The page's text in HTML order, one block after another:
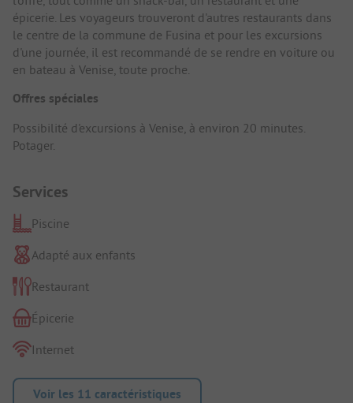
épicerie. Les voyageurs trouveront d'autres restaurants dans
le centre de la commune de Fusina et pour les excursions
d'une journée, il est recommandé de se rendre en voiture ou
en bateau à Venise, toute proche.
Offres spéciales
Possibilité d'excursions à Venise, à environ 20 minutes.
Potager.
Services
Piscine
Adapté aux enfants
Restaurant
Épicerie
Internet
Voir les 11 caractéristiques